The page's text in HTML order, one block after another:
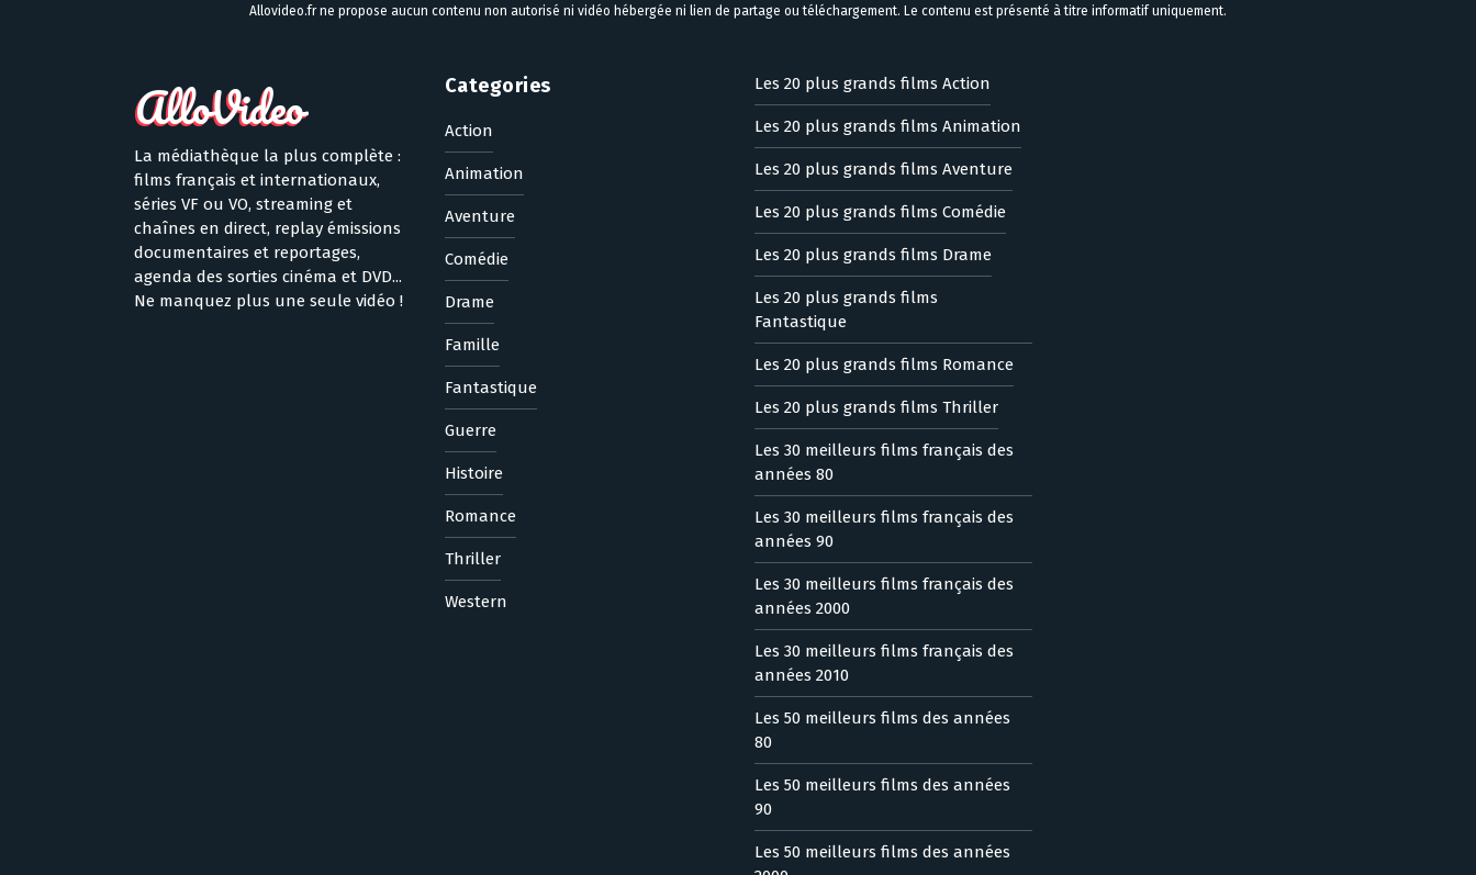
Allovideo.fr ne propose aucun contenu non autorisé ni vidéo hébergée ni lien de partage ou téléchargement. Le contenu est présenté à titre informatif uniquement.
La médiathèque la plus complète :
films français et internationaux,
séries VF ou VO, streaming et
chaînes en direct, replay émissions
documentaires et reportages,
agenda des sorties cinéma et DVD...
Ne manquez plus une seule vidéo !
Categories
Action
Animation
Aventure
Comédie
Drame
Famille
Fantastique
Guerre
Histoire
Romance
Thriller
Western
Les 20 plus grands films Action
Les 20 plus grands films Animation
Les 20 plus grands films Aventure
Les 20 plus grands films Comédie
Les 20 plus grands films Drame
Les 20 plus grands films
Fantastique
Les 20 plus grands films Romance
Les 20 plus grands films Thriller
Les 30 meilleurs films français des
années 80
Les 30 meilleurs films français des
années 90
Les 30 meilleurs films français des
années 2000
Les 30 meilleurs films français des
années 2010
Les 50 meilleurs films des années
80
Les 50 meilleurs films des années
90
Les 50 meilleurs films des années